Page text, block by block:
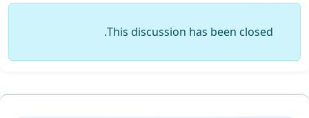
This discussion has been closed.